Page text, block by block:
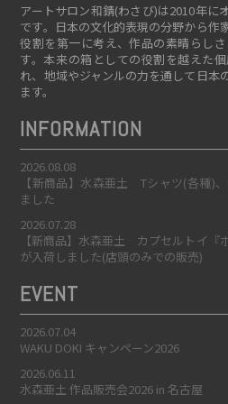
アートサロン和錆(わさび)は2010年に
です。日本の文化的表現の分野から作
役割を第一に考え、作品の素晴らし
す。本来の箱としての役割を越えた
れ、地域やジャンルの力を通して日本
ます。
INFORMATION
2026.08.08
【新商品】水森亜土 Tシャツ(各種)
ました
2026.07.28
【新商品】水森亜土 カプセルトイ『
が入荷しました(店頭のみでの販売)
EVENT
2026.07.04
WAKU DOKI キャンペーン2026
2026.06.11
水森亜土 作品販売会2026 in 名古屋